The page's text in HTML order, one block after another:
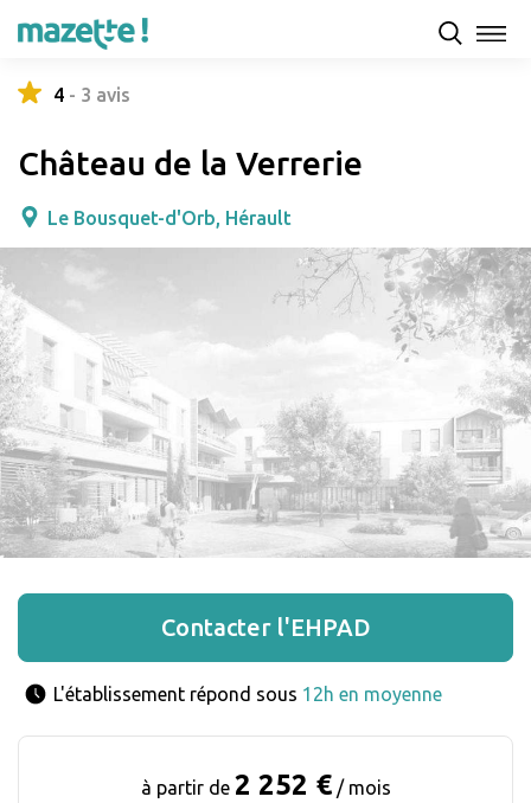
4 - 3 avis
Château de la Verrerie
Le Bousquet-d'Orb, Hérault
Contacter l'EHPAD
L'établissement répond sous 12h en moyenne
à partir de 2 252 €/ mois